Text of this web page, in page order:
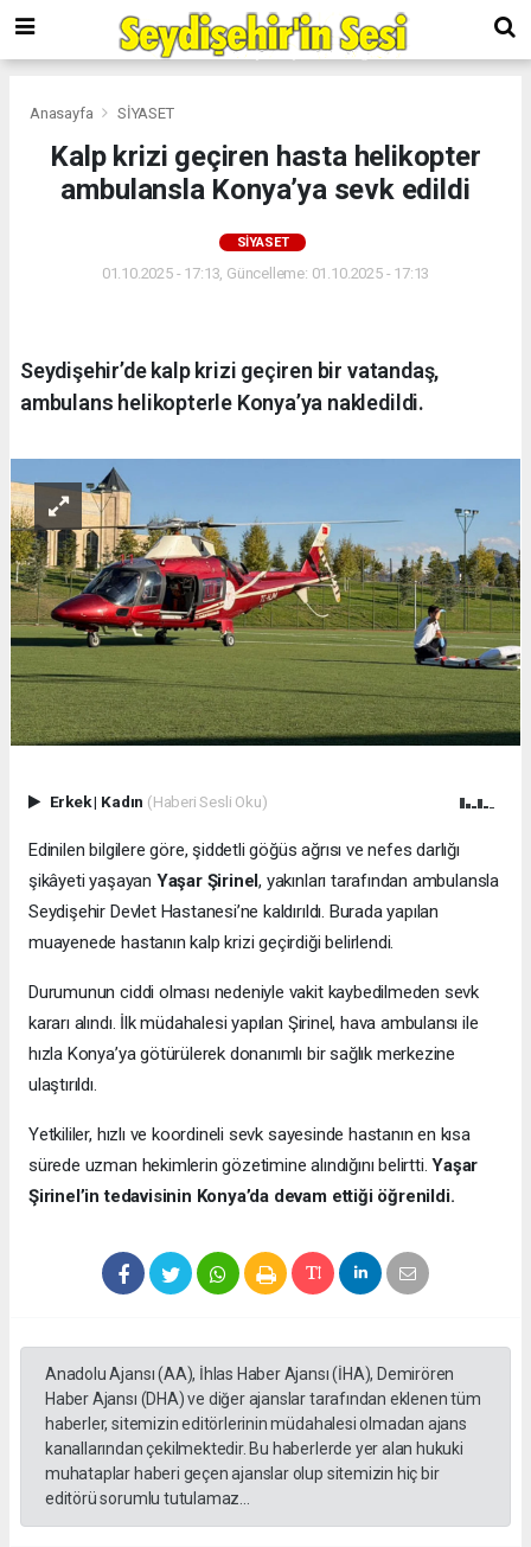
Anasayfa SİYASET
Kalp krizi geçiren hasta helikopter
ambulansla Konya’ya sevk edildi
SİYASET
01.10.2025 - 17:13, Güncelleme: 01.10.2025 - 17:13
Seydişehir’de kalp krizi geçiren bir vatandaş,
ambulans helikopterle Konya’ya nakledildi.
Erkek| Kadın (Haberi Sesli Oku)
Edinilen bilgilere göre, şiddetli göğüs ağrısı ve nefes darlığı
şikâyeti yaşayan Yaşar Şirinel, yakınları tarafından ambulansla
Seydişehir Devlet Hastanesi’ne kaldırıldı. Burada yapılan
muayenede hastanın kalp krizi geçirdiği belirlendi.
Durumunun ciddi olması nedeniyle vakit kaybedilmeden sevk
kararı alındı. İlk müdahalesi yapılan Şirinel, hava ambulansı ile
hızla Konya’ya götürülerek donanımlı bir sağlık merkezine
ulaştırıldı.
Yetkililer, hızlı ve koordineli sevk sayesinde hastanın en kısa
sürede uzman hekimlerin gözetimine alındığını belirtti.Yaşar
Şirinel’in tedavisinin Konya’da devam ettiği öğrenildi.
Anadolu Ajansı (AA), İhlas Haber Ajansı (İHA), Demirören
Haber Ajansı (DHA) ve diğer ajanslar tarafından eklenen tüm
haberler, sitemizin editörlerinin müdahalesi olmadan ajans
kanallarından çekilmektedir. Bu haberlerde yer alan hukuki
muhataplar haberi geçen ajanslar olup sitemizin hiç bir
editörü sorumlu tutulamaz...